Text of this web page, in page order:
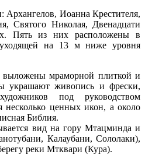
Архангелов, Иоанна Крестителя,
Святого Николая, Двенадцати
Пять из них расположены в
уходящей на 13 м ниже уровня
мраморной плиткой и
украшают живопись и фрески,
под руководством
несколько ценных икон, а около
Библия.
вид на гору Мтацминда и
Калаубани, Сололаки),
реки Мтквари (Кура).